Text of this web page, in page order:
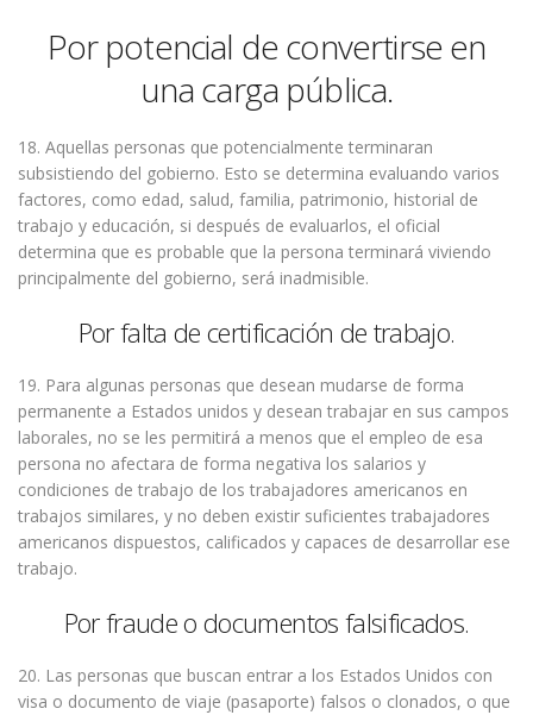
Por potencial de convertirse en
una carga pública.
18. Aquellas personas que potencialmente terminaran
subsistiendo del gobierno. Esto se determina evaluando varios
factores, como edad, salud, familia, patrimonio, historial de
trabajo y educación, si después de evaluarlos, el oficial
determina que es probable que la persona terminará viviendo
principalmente del gobierno, será inadmisible.
Por falta de certificación de trabajo.
19. Para algunas personas que desean mudarse de forma
permanente a Estados unidos y desean trabajar en sus campos
laborales, no se les permitirá a menos que el empleo de esa
persona no afectara de forma negativa los salarios y
condiciones de trabajo de los trabajadores americanos en
trabajos similares, y no deben existir suficientes trabajadores
americanos dispuestos, calificados y capaces de desarrollar ese
trabajo.
Por fraude o documentos falsificados.
20. Las personas que buscan entrar a los Estados Unidos con
visa o documento de viaje (pasaporte) falsos o clonados, o que